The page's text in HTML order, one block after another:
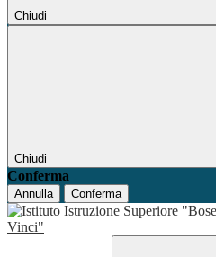
Chiudi
Chiudi
Conferma
Annulla Conferma